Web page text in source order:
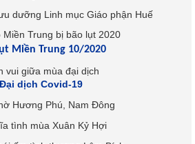
Miền Trung 10/2020
Đại dịch Covid-19